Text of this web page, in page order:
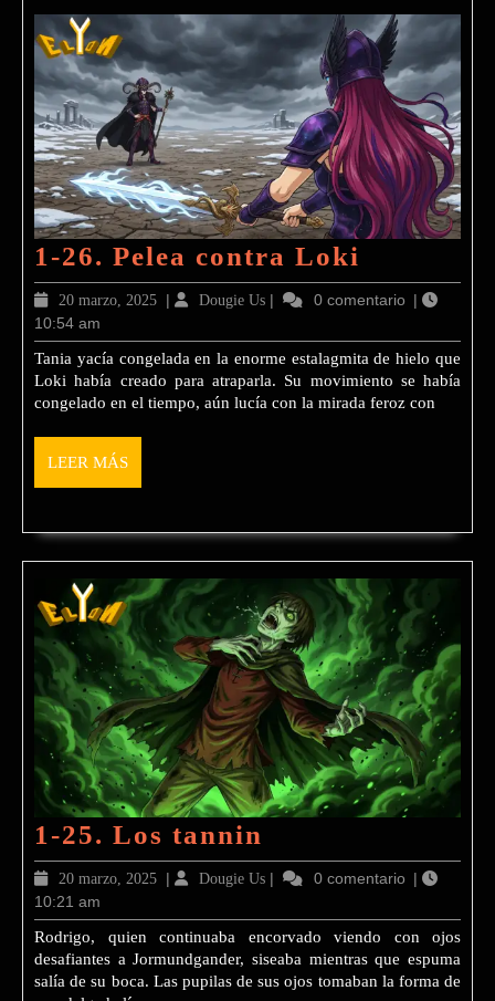
1-26. Pelea contra Loki
26.
contra
Loki
20 marzo, 202520
2025
| Dougie UsDougie
| 0 comentario |
10:54 am
Tania yacía congelada en la enorme estalagmita de hielo que
Loki había creado para atraparla. Su movimiento se había
congelado en el tiempo, aún lucía con la mirada feroz con
LEER MÁSLEER
MÁS
1-25. Los tannin
25.
tannin
20 marzo, 202520
2025
| Dougie UsDougie
| 0 comentario |
10:21 am
Rodrigo, quien continuaba encorvado viendo con ojos
desafiantes a Jormundgander, siseaba mientras que espuma
salía de su boca. Las pupilas de sus ojos tomaban la forma de